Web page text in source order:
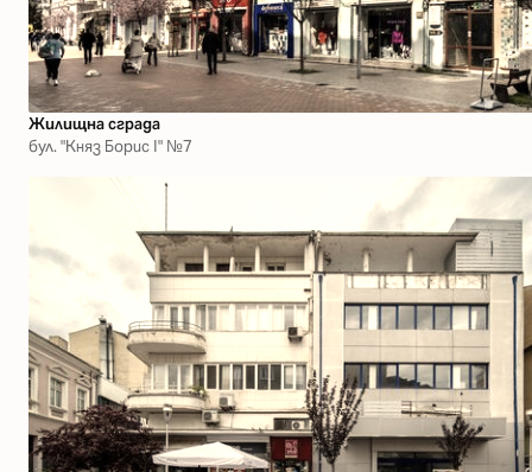
Жилищна сграда
бул. "Княз Борис І" №7